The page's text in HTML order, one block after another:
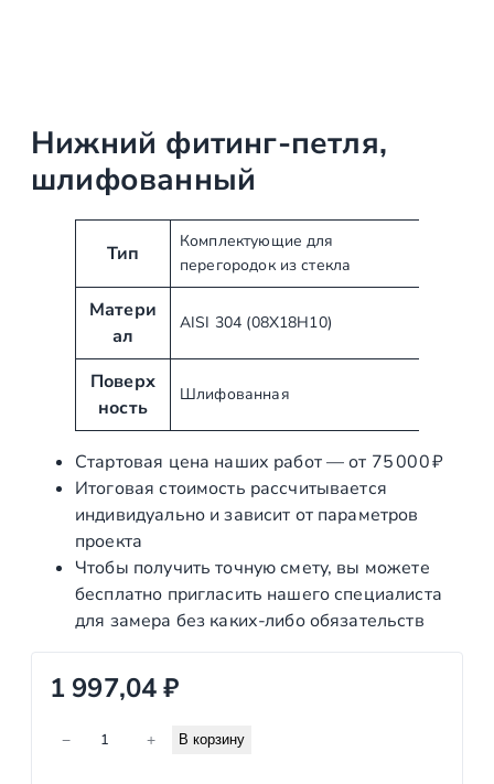
Нижний фитинг-петля,
шлифованный
р
и
у
ы
З
а
ч
е
н
и
е
Тип
Комплектующие для
перегородок из стекла
Матери
ал
AISI 304 (08Х18Н10)
Поверх
ность
Шлифованная
Стартовая цена наших работ — от 75 000 ₽
Итоговая стоимость рассчитывается
индивидуально и зависит от параметров
проекта
Чтобы получить точную смету, вы можете
бесплатно пригласить нашего специалиста
для замера без каких‑либо обязательств
1 997,04₽
− + В корзину